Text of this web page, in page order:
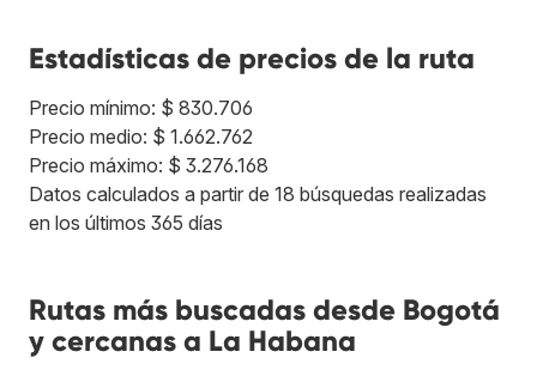
Estadísticas de precios de la ruta
Precio mínimo: $ 830.706
Precio medio: $ 1.662.762
Precio máximo: $ 3.276.168
Datos calculados a partir de 18 búsquedas realizadas
en los últimos 365 días
Rutas más buscadas desde Bogotá
y cercanas a La Habana